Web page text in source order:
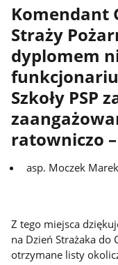
Komendant
Straży
dyplomem
Szkoły PSP
ratowniczo
asp. Moczek Marek
Z tego miejsca
na Dzień Strażaka do
otrzymane listy